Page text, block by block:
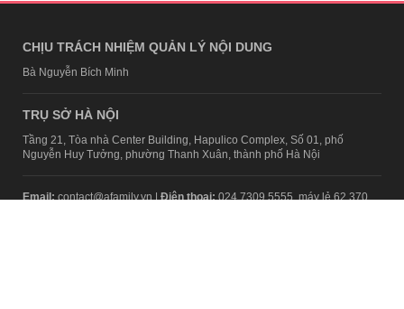
CHỊU TRÁCH NHIỆM QUẢN LÝ NỘI DUNG
Bà Nguyễn Bích Minh
TRỤ SỞ HÀ NỘI
Tầng 21, Tòa nhà Center Building, Hapulico Complex, Số 01, phố
Nguyễn Huy Tưởng, phường Thanh Xuân, thành phố Hà Nội
Email:contact@afamily.vn |Điện thoại:024 7309 5555, máy lẻ 62.370